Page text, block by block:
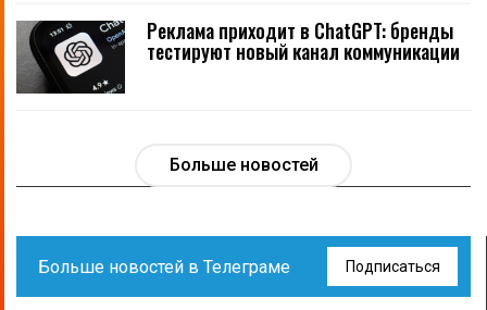
Реклама приходит в ChatGPT: бренды
тестируют новый канал коммуникации
Больше новостей
Больше новостей в Телеграме Подписаться